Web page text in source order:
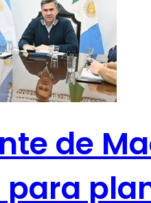
de
para